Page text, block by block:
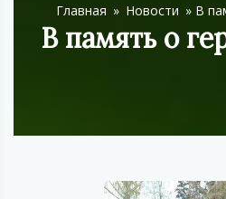
Главная » Новости » В
В память о